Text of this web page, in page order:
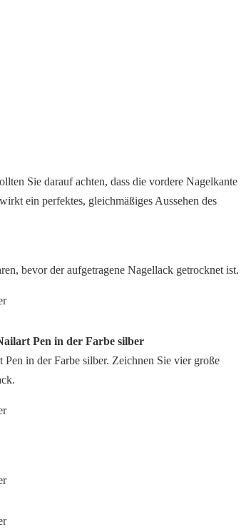
Sie darauf achten, dass die vordere Nagelkante
ein perfektes, gleichmäßiges Aussehen des
bevor der aufgetragene Nagellack getrocknet ist.
Pen in der Farbe silber
in der Farbe silber. Zeichnen Sie vier große